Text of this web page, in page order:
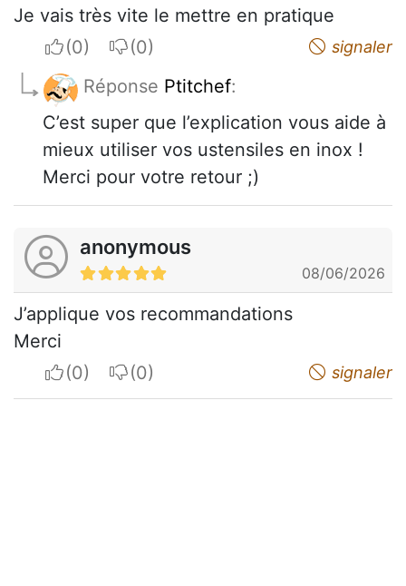
Je vais très vite le mettre en pratique
I apreciateI do not appreciate signaler
Réponse Ptitchef:
C’est super que l’explication vous aide à
mieux utiliser vos ustensiles en inox !
Merci pour votre retour ;)
anonymous
08/06/2026
J’applique vos recommandations
Merci
I apreciateI do not appreciate signaler